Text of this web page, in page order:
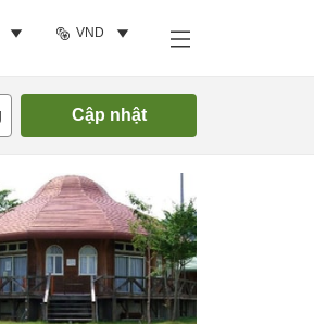
VND
Cập nhật
Tìm phòng trống